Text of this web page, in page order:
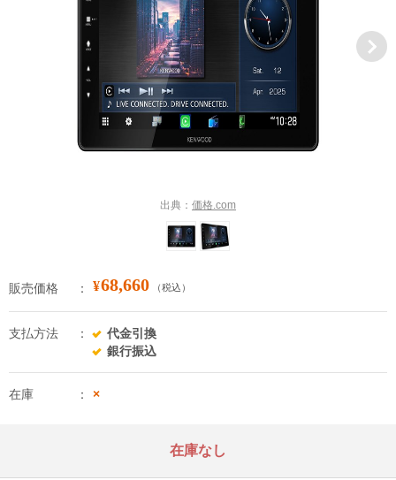
出典： 価格.com
販売価格 ¥68,660 （税込）
支払方法
代金引換
銀行振込
在庫 ×
在庫なし